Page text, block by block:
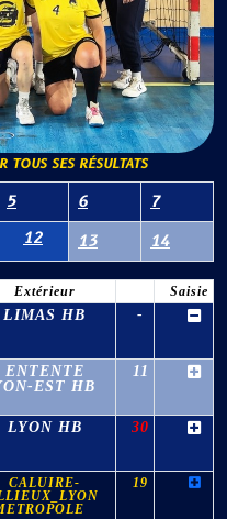
TOUS SES RÉSULTATS
5 6
7
12 13 14
Extérieur Saisie
LIMAS HB -
ENTENTE
EST HB
11
LYON HB 30
CALUIRE-
19